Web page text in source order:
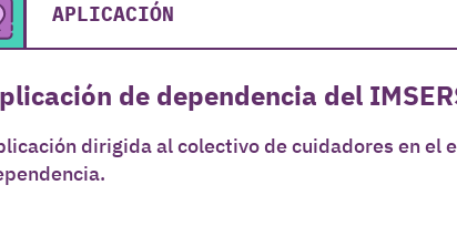
APLICACIÓN
de dependencia del
dirigida al colectivo de cuidadores en el